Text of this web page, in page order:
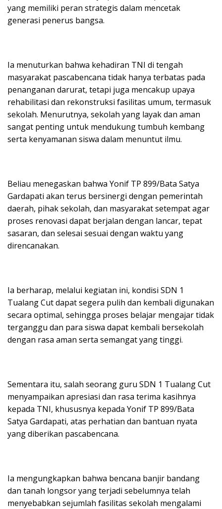
yang memiliki peran strategis dalam mencetak
generasi penerus bangsa.
Ia menuturkan bahwa kehadiran TNI di tengah
masyarakat pascabencana tidak hanya terbatas pada
penanganan darurat, tetapi juga mencakup upaya
rehabilitasi dan rekonstruksi fasilitas umum, termasuk
sekolah. Menurutnya, sekolah yang layak dan aman
sangat penting untuk mendukung tumbuh kembang
serta kenyamanan siswa dalam menuntut ilmu.
Beliau menegaskan bahwa Yonif TP 899/Bata Satya
Gardapati akan terus bersinergi dengan pemerintah
daerah, pihak sekolah, dan masyarakat setempat agar
proses renovasi dapat berjalan dengan lancar, tepat
sasaran, dan selesai sesuai dengan waktu yang
direncanakan.
Ia berharap, melalui kegiatan ini, kondisi SDN 1
Tualang Cut dapat segera pulih dan kembali digunakan
secara optimal, sehingga proses belajar mengajar tidak
terganggu dan para siswa dapat kembali bersekolah
dengan rasa aman serta semangat yang tinggi.
Sementara itu, salah seorang guru SDN 1 Tualang Cut
menyampaikan apresiasi dan rasa terima kasihnya
kepada TNI, khususnya kepada Yonif TP 899/Bata
Satya Gardapati, atas perhatian dan bantuan nyata
yang diberikan pascabencana.
Ia mengungkapkan bahwa bencana banjir bandang
dan tanah longsor yang terjadi sebelumnya telah
menyebabkan sejumlah fasilitas sekolah mengalami